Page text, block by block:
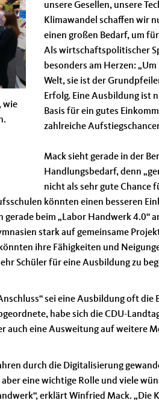
wie
unsere Gesellen, unsere
Klimawandel schaffen wir
einen großen Bedarf, um
Als wirtschaftspolitischer
besonders am Herzen:
Welt, sie ist der
Erfolg. Eine Ausbildung ist
Basis für ein gutes
zahlreiche
Mack sieht gerade in der
Handlungsbedarf, denn
nicht als sehr gute Chance
könnten einen besseren
beim „Labor Handwerk 4.0“
stark auf gemeinsame
ihre Fähigkeiten und
Schüler für eine Ausbildung zu
sei eine Ausbildung oft die
habe sich die CDU-
auch eine Ausweitung auf weitere
durch die Digitalisierung
eine wichtige Rolle und viele
erklärt Winfried Mack.